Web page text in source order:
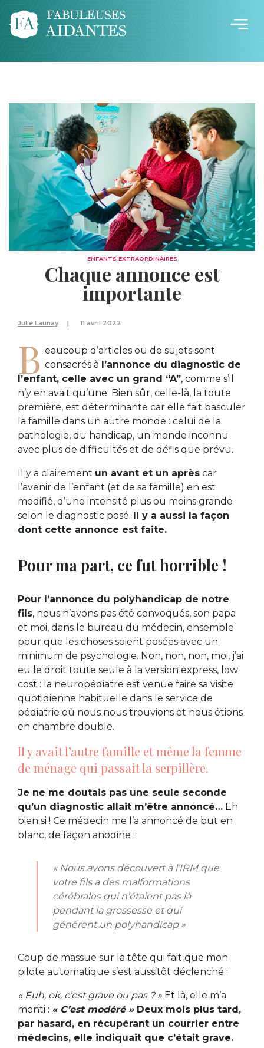
ENFANTS EXTRAORDINAIRES
Chaque annonce est
importante
Julie Launay 11 avril 2022
B eaucoup d’articles ou de sujets sont
consacrés à l’annonce du diagnostic de
l’enfant, celle avec un grand “A”, comme s’il
n’y en avait qu’une. Bien sûr, celle-là, la toute
première, est déterminante car elle fait basculer
la famille dans un autre monde : celui de la
pathologie, du handicap, un monde inconnu
avec plus de difficultés et de défis que prévu.
Il y a clairement un avant et un après car
l’avenir de l’enfant (et de sa famille) en est
modifié, d’une intensité plus ou moins grande
selon le diagnostic posé. Il y a aussi la façon
dont cette annonce est faite.
Pour ma part, ce fut horrible !
Pour l’annonce du polyhandicap de notre
fils, nous n’avons pas été convoqués, son papa
et moi, dans le bureau du médecin, ensemble
pour que les choses soient posées avec un
minimum de psychologie. Non, non, non, moi, j’ai
eu le droit toute seule à la version express, low
cost : la neuropédiatre est venue faire sa visite
quotidienne habituelle dans le service de
pédiatrie où nous nous trouvions et nous étions
en chambre double.
Il y avait l’autre famille et même la femme
de ménage qui passait la serpillère.
Je ne me doutais pas une seule seconde
qu’un diagnostic allait m’être annoncé… Eh
bien si ! Ce médecin me l’a annoncé de but en
blanc, de façon anodine :
« Nous avons découvert à l’IRM que
votre fils a des malformations
cérébrales qui n’étaient pas là
pendant la grossesse et qui
génèrent un polyhandicap »
Coup de massue sur la tête qui fait que mon
pilote automatique s’est aussitôt déclenché :
« Euh, ok, c’est grave ou pas ? » Et là, elle m’a
menti : « C’est modéré »Deux mois plus tard,
par hasard, en récupérant un courrier entre
médecins, elle indiquait que c’était grave.